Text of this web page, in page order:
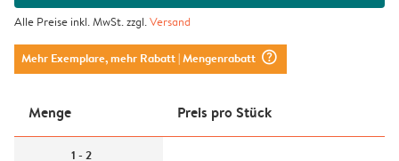
Alle Preise inkl. MwSt. zzgl.Versand
Mehr Exemplare, mehr Rabatt| Mengenrabatt question_mark_circle
Menge Preis pro Stück
1 - 2